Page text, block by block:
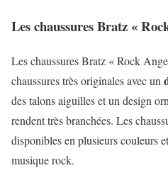
Les chaussures Bratz «
Les chaussures Bratz « Rock
chaussures très originales avec un
des talons aiguilles et un design
rendent très branchées. Les
disponibles en plusieurs couleurs
musique rock.